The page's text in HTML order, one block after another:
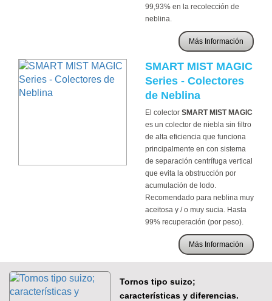
99,93% en la recolección de
neblina.
Más Información
SMART MIST MAGIC
Series - Colectores
de Neblina
El colector SMART MIST MAGIC
es un colector de niebla sin filtro
de alta eficiencia que funciona
principalmente en con sistema
de separación centrífuga vertical
que evita la obstrucción por
acumulación de lodo.
Recomendado para neblina muy
aceitosa y / o muy sucia. Hasta
99% recuperación (por peso).
Más Información
Tornos tipo suizo;
características y diferencias.